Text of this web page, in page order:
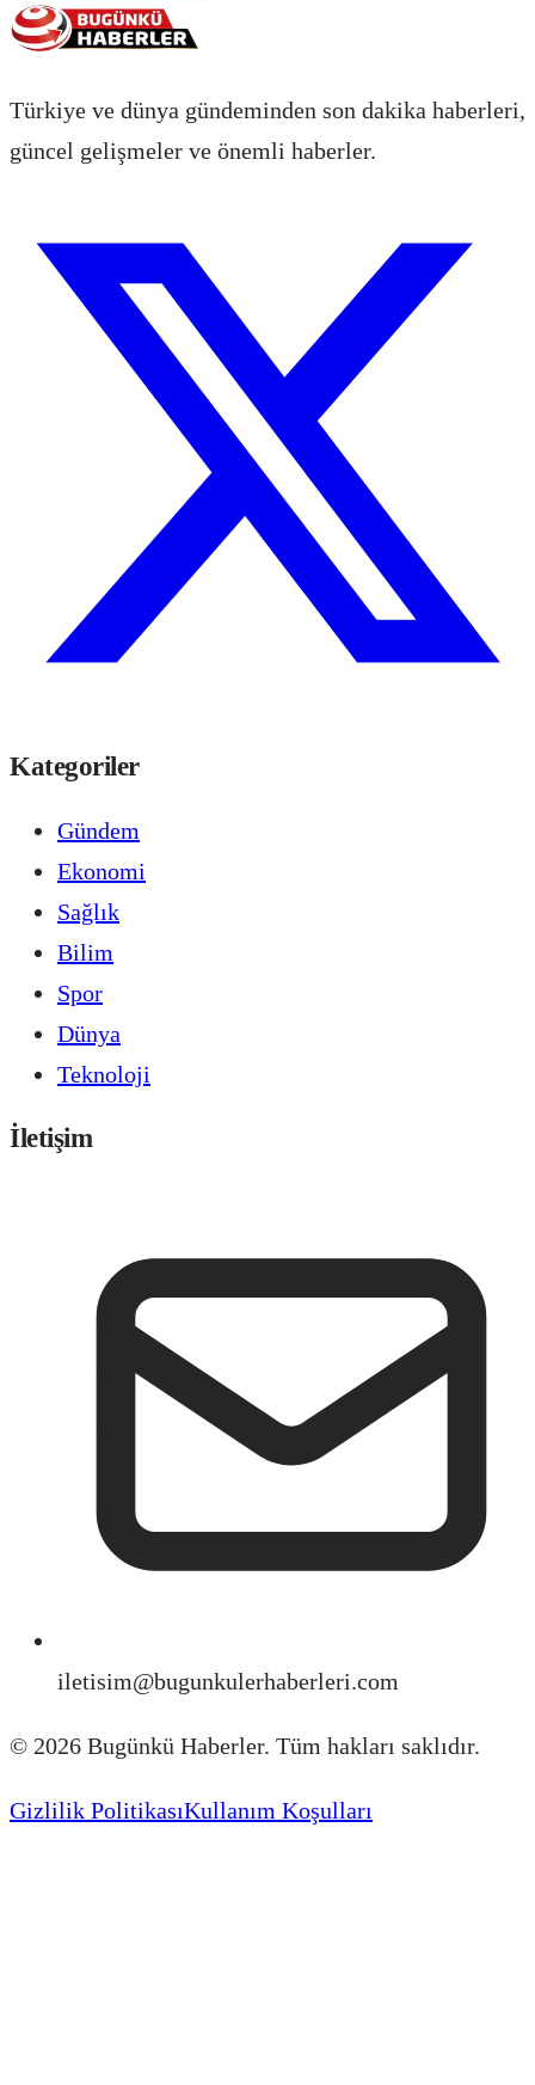
Türkiye ve dünya gündeminden son dakika haberleri,
güncel gelişmeler ve önemli haberler.
Kategoriler
Gündem
Ekonomi
Sağlık
Bilim
Spor
Dünya
Teknoloji
İletişim
iletisim@bugunkulerhaberleri.com
© 2026 Bugünkü Haberler. Tüm hakları saklıdır.
Gizlilik PolitikasıKullanım Koşulları